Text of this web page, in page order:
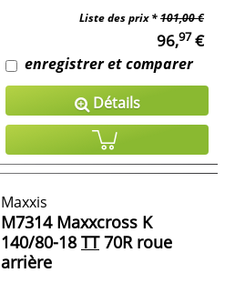
Liste des prix *101,00 €
96,97€
enregistrer et comparer
Détails
Maxxis
M7314 Maxxcross K
140/80-18 TT70R roue
arrière